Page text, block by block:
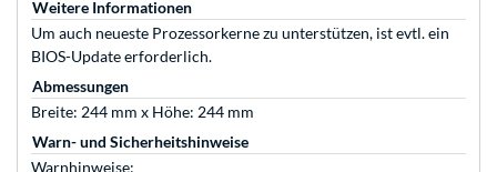
Weitere Informationen
Um auch neueste Prozessorkerne zu unterstützen, ist evtl. ein
BIOS-Update erforderlich.
Abmessungen
Breite: 244 mm x Höhe: 244 mm
Warn- und Sicherheitshinweise
Warnhinweise: